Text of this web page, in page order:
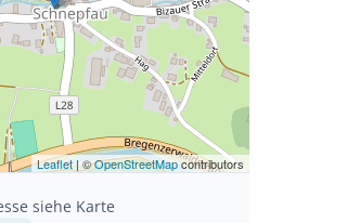
Leaflet | ©OpenStreetMapcontributors
siehe Karte